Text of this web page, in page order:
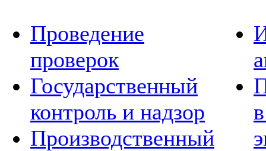
Проведение
проверок
Государственный
контроль и надзор
Производственный